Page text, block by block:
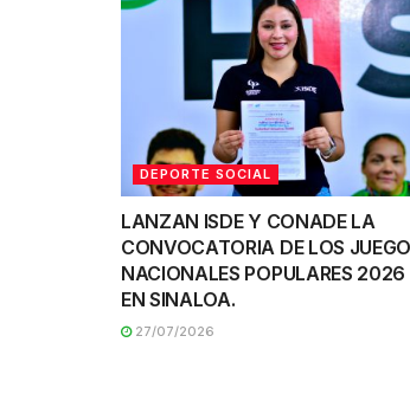
DEPORTE SOCIAL
LANZAN ISDE Y CONADE LA
CONVOCATORIA DE LOS
NACIONALES POPULARES 2026
EN SINALOA.
27/07/2026